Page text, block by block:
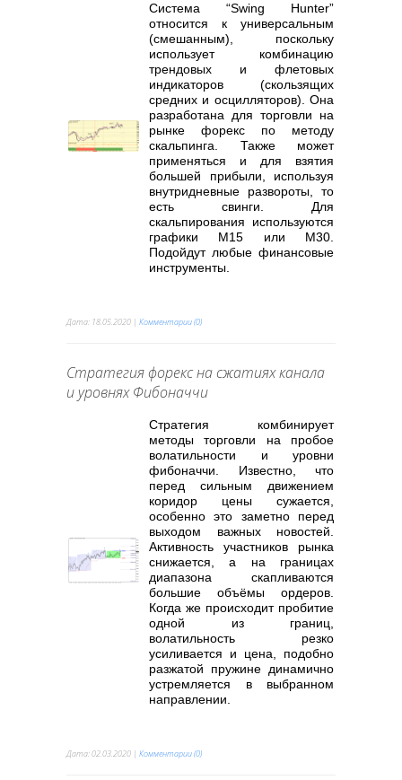
Система “Swing Hunter”
относится к универсальным
(смешанным), поскольку
использует комбинацию
трендовых и флетовых
индикаторов (скользящих
средних и осцилляторов). Она
разработана для торговли на
рынке форекс по методу
скальпинга. Также может
применяться и для взятия
большей прибыли, используя
внутридневные развороты, то
есть свинги. Для
скальпирования используются
графики М15 или М30.
Подойдут любые финансовые
инструменты.
Дата: 18.05.2020 | Комментарии (0)
Стратегия форекс на сжатиях канала
и уровнях Фибоначчи
Стратегия комбинирует
методы торговли на пробое
волатильности и уровни
фибоначчи. Известно, что
перед сильным движением
коридор цены сужается,
особенно это заметно перед
выходом важных новостей.
Активность участников рынка
снижается, а на границах
диапазона скапливаются
большие объёмы ордеров.
Когда же происходит пробитие
одной из границ,
волатильность резко
усиливается и цена, подобно
разжатой пружине динамично
устремляется в выбранном
направлении.
Дата:02.03.2020 | Комментарии (0)